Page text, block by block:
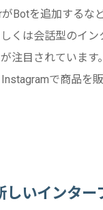
Botを追加するな
くは会話型のイン
注目されています
で商品を
いインター